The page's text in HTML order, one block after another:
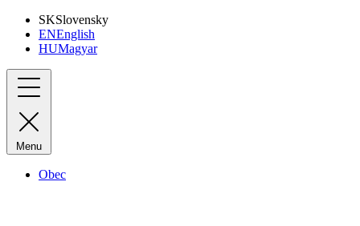
SKSlovensky
ENEnglish
HUMagyar
Menu
Obec